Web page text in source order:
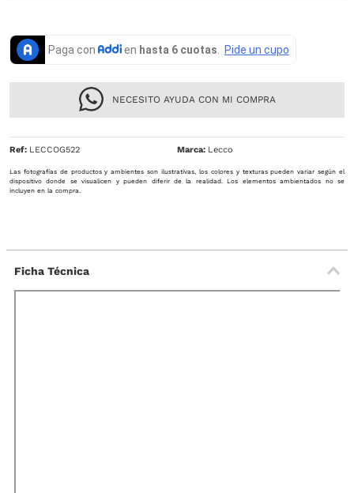
NECESITO AYUDA CON MI COMPRA
Ref: LECCOG522 Lecco
Las fotografías de productos y ambientes son ilustrativas, los colores y texturas pueden variar según el
dispositivo donde se visualicen y pueden diferir de la realidad. Los elementos ambientados no se
incluyen en la compra.
Ficha Técnica